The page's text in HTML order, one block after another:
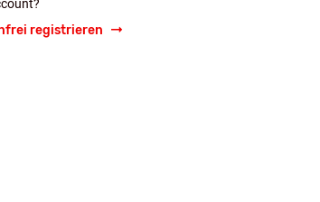
registrieren